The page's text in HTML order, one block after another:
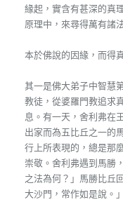
緣起，實含有甚深的真
原理中，來尋得萬有諸
本於佛說的因緣，而得
其一是佛大弟子中智慧
教徒，從婆羅門教追求
息。有一天，舍利弗在
出家而為五比丘之一的
行上所表現的，總是那
崇敬。舍利弗遇到馬勝
之法為何？」馬勝比丘
大沙門，常作如是說。